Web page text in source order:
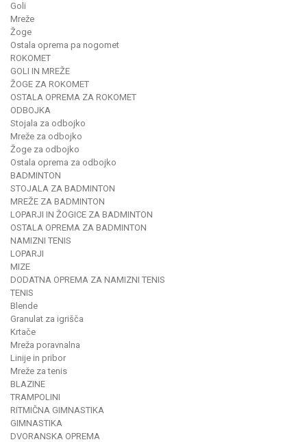
Goli
Mreže
Žoge
Ostala oprema pa nogomet
ROKOMET
GOLI IN MREŽE
ŽOGE ZA ROKOMET
OSTALA OPREMA ZA ROKOMET
ODBOJKA
Stojala za odbojko
Mreže za odbojko
Žoge za odbojko
Ostala oprema za odbojko
BADMINTON
STOJALA ZA BADMINTON
MREŽE ZA BADMINTON
LOPARJI IN ŽOGICE ZA BADMINTON
OSTALA OPREMA ZA BADMINTON
NAMIZNI TENIS
LOPARJI
MIZE
DODATNA OPREMA ZA NAMIZNI TENIS
TENIS
Blende
Granulat za igrišča
Krtače
Mreža poravnalna
Linije in pribor
Mreže za tenis
BLAZINE
TRAMPOLINI
RITMIČNA GIMNASTIKA
GIMNASTIKA
DVORANSKA OPREMA